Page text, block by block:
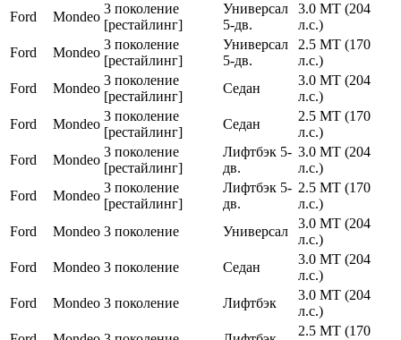
Ford
Mondeo
3 поколение
[рестайлинг]
Универсал
5-дв.
3.0 MT (204
л.с.)
Ford
Mondeo
3 поколение
[рестайлинг]
Универсал
5-дв.
2.5 MT (170
л.с.)
Ford
Mondeo
3 поколение
[рестайлинг]
Седан
3.0 MT (204
л.с.)
Ford
Mondeo
3 поколение
[рестайлинг]
Седан
2.5 MT (170
л.с.)
Ford
Mondeo
3 поколение
[рестайлинг]
Лифтбэк 5-
дв.
3.0 MT (204
л.с.)
Ford
Mondeo
3 поколение
[рестайлинг]
Лифтбэк 5-
дв.
2.5 MT (170
л.с.)
Ford
Mondeo 3 поколение Универсал
3.0 MT (204
л.с.)
Ford
Mondeo 3 поколение Седан
3.0 MT (204
л.с.)
Ford
Mondeo 3 поколение Лифтбэк
3.0 MT (204
л.с.)
2.5 MT (170